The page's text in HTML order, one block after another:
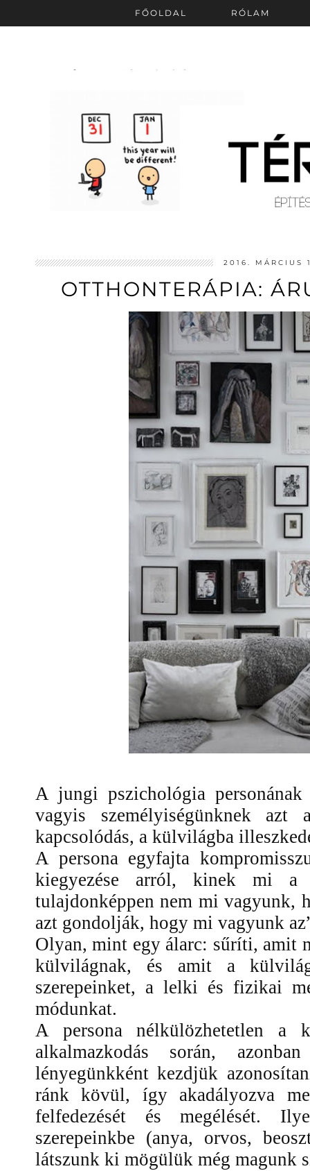
FŐOLDAL RÓLAM
2016. MÁRCIUS
OTTHONTERÁPIA:
A jungi pszichológia
vagyis személyiségünknek
kapcsolódás, a külvilágba
A persona egyfajta
kiegyezése arról, kinek mi a
tulajdonképpen nem mi vagyunk,
azt gondolják, hogy mi vagyunk
Olyan, mint egy álarc: sűríti, amit
külvilágnak, és amit a
szerepeinket, a lelki és fizikai
módunkat.
A persona nélkülözhetetlen a
alkalmazkodás során,
lényegünkként kezdjük
ránk kövül, így akadályozva
felfedezését és megélését.
szerepeinkbe (anya, orvos,
látszunk ki mögülük még magunk